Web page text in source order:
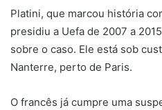
Platini, que marcou história
presidiu a Uefa de 2007 a
sobre o caso. Ele está sob
Nanterre, perto de Paris.
O francês já cumpre uma